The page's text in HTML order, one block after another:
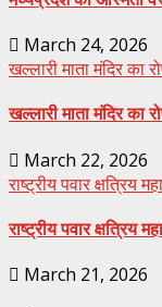
March 24, 2026
खल्लारी माता मंदिर का
खल्लारी माता मंदिर का
March 22, 2026
राष्ट्रीय पवार क्षत्रिय
राष्ट्रीय पवार क्षत्रिय
March 21, 2026